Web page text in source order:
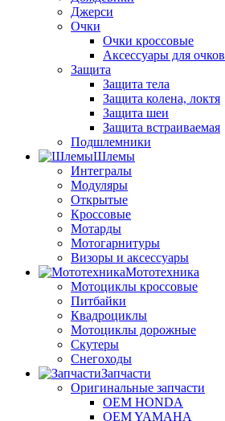
Джерси
Очки
Очки кроссовые
Аксессуары для очков
Защита
Защита тела
Защита колена, локтя
Защита шеи
Защита встраиваемая
Подшлемники
Шлемы
Интегралы
Модуляры
Открытые
Кроссовые
Мотарды
Мотогарнитуры
Визоры и аксессуары
Мототехника
Мотоциклы кроссовые
Питбайки
Квадроциклы
Мотоциклы дорожные
Скутеры
Снегоходы
Запчасти
Оригинальные запчасти
OEM HONDA
OEM YAMAHA